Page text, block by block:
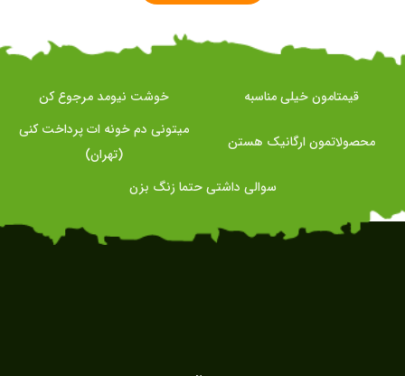
قیمتامون خیلی مناسبه خوشت نیومد مرجوع کن
محصولاتمون ارگانیک هستن
میتونی دم خونه ات پرداخت کنی
(تهران)
سوالی داشتی حتما زنگ بزن